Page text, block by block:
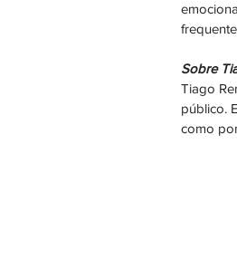
Sobre
Tiago
público.
como